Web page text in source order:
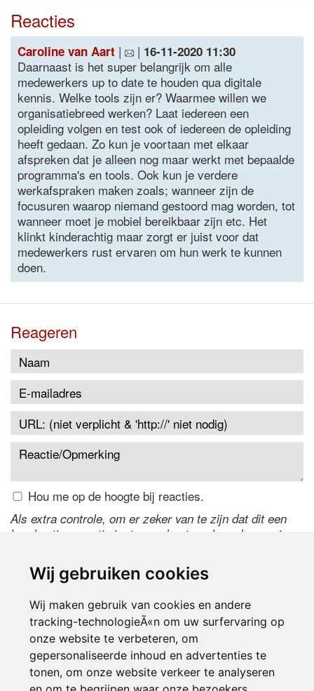
Wij gebruiken cookies
Wij maken gebruik van cookies en andere
tracking-technologieÃ«n om uw surfervaring op
onze website te verbeteren, om
gepersonaliseerde inhoud en advertenties te
tonen, om onze website verkeer te analyseren
Reacties
Caroline van Aart | | 16-11-2020 11:30
Daarnaast is het super belangrijk om alle
medewerkers up to date te houden qua digitale
kennis. Welke tools zijn er? Waarmee willen we
organisatiebreed werken? Laat iedereen een
opleiding volgen en test ook of iedereen de opleiding
heeft gedaan. Zo kun je voortaan met elkaar
afspreken dat je alleen nog maar werkt met bepaalde
programma's en tools. Ook kun je verdere
werkafspraken maken zoals; wanneer zijn de
focusuren waarop niemand gestoord mag worden, tot
wanneer moet je mobiel bereikbaar zijn etc. Het
klinkt kinderachtig maar zorgt er juist voor dat
medewerkers rust ervaren om hun werk te kunnen
doen.
Reageren
Hou me op de hoogte bij reacties.
Als extra controle, om er zeker van te zijn dat dit een
handmatige reactie is, typ onderstaande code over in
de code te wijzigen.